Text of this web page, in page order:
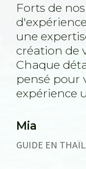
Forts de
une
création de
Chaque
pensé pour
expérience
Mia
GUIDE EN